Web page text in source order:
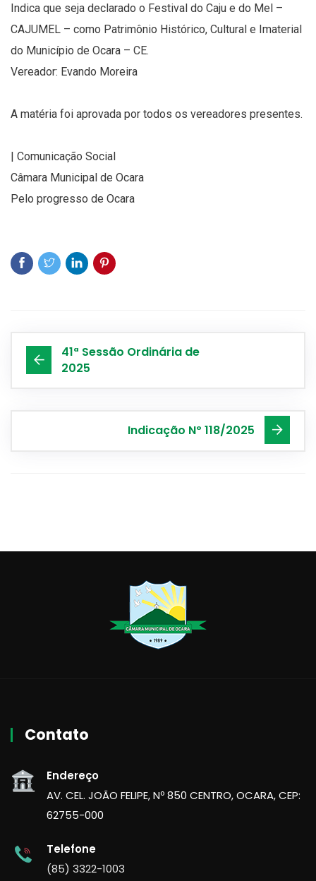
Indica que seja declarado o Festival do Caju e do Mel –
CAJUMEL – como Patrimônio Histórico, Cultural e Imaterial
do Município de Ocara – CE.
Vereador: Evando Moreira
A matéria foi aprovada por todos os vereadores presentes.
| Comunicação Social
Câmara Municipal de Ocara
Pelo progresso de Ocara
41ª Sessão Ordinária de
2025
Indicação Nº 118/2025
Contato
Endereço
AV. CEL. JOÃO FELIPE, Nº 850 CENTRO, OCARA, CEP:
62755-000
Telefone
(85) 3322-1003